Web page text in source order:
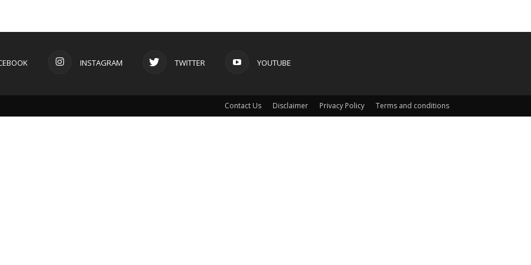
INSTAGRAM TWITTER YOUTUBE
Contact Us Disclaimer Privacy Policy Terms and conditions